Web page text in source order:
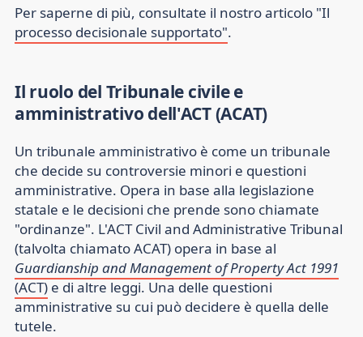
Per saperne di più, consultate il nostro articolo "Il
processo decisionale supportato".
Il ruolo del Tribunale civile e
amministrativo dell'ACT (ACAT)
Un tribunale amministrativo è come un tribunale
che decide su controversie minori e questioni
amministrative. Opera in base alla legislazione
statale e le decisioni che prende sono chiamate
"ordinanze". L'ACT Civil and Administrative Tribunal
(talvolta chiamato ACAT) opera in base al
Guardianship and Management of Property Act 1991
(ACT) e di altre leggi. Una delle questioni
amministrative su cui può decidere è quella delle
tutele.